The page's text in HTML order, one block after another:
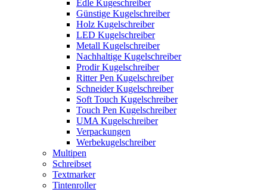
Edle Kugeschreiber
Günstige Kugelschreiber
Holz Kugelschreiber
LED Kugelschreiber
Metall Kugelschreiber
Nachhaltige Kugelschreiber
Prodir Kugelschreiber
Ritter Pen Kugelschreiber
Schneider Kugelschreiber
Soft Touch Kugelschreiber
Touch Pen Kugelschreiber
UMA Kugelschreiber
Verpackungen
Werbekugelschreiber
Multipen
Schreibset
Textmarker
Tintenroller